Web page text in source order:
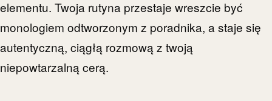
elementu. Twoja rutyna przestaje wreszcie być
monologiem odtworzonym z poradnika, a staje się
autentyczną, ciągłą rozmową z twoją
niepowtarzalną cerą.